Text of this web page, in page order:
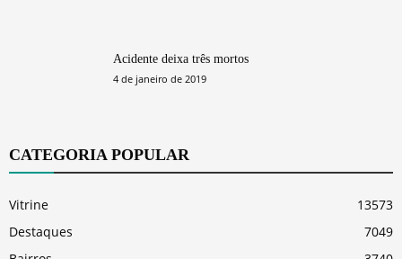
Acidente deixa três mortos
4 de janeiro de 2019
CATEGORIA POPULAR
Vitrine
13573
Destaques
7049